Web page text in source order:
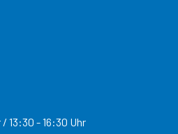
13:30 - 16:30 Uhr